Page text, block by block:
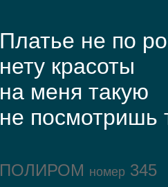
Платье не по
нету красоты
на меня такую
не посмотришь
ПОЛИРОМ номер 345